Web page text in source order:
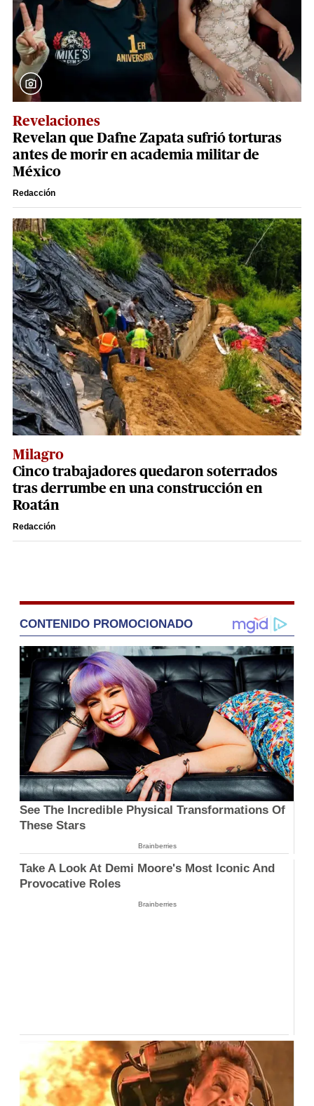
Revelaciones
Revelan que Dafne Zapata sufrió torturas
antes de morir en academia militar de
México
Redacción
Milagro
Cinco trabajadores quedaron soterrados
tras derrumbe en una construcción en
Roatán
Redacción
CONTENIDO PROMOCIONADO
See The Incredible Physical Transformations Of
These Stars
Brainberries
Take A Look At Demi Moore's Most Iconic And
Provocative Roles
Brainberries